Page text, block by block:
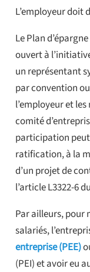
L’employeur doit
Le Plan
ouvert à
un représentant
par convention
l’employeur et
comité
participation peut
ratification, à la
d’un projet de
l’article L3322-6
Par ailleurs, pour
salariés,
entreprise (PEE)
(PEI) et avoir eu